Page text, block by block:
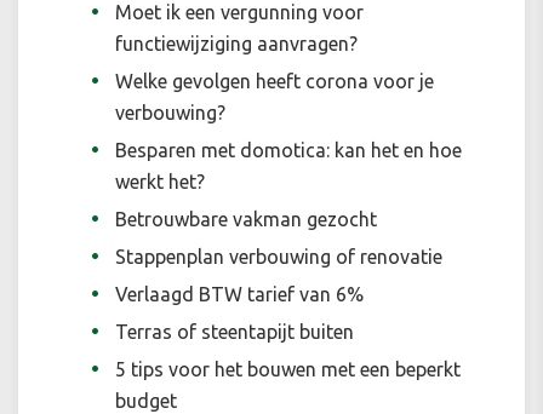
Moet ik een vergunning voor
functiewijziging aanvragen?
Welke gevolgen heeft corona voor je
verbouwing?
Besparen met domotica: kan het en hoe
werkt het?
Betrouwbare vakman gezocht
Stappenplan verbouwing of renovatie
Verlaagd BTW tarief van 6%
Terras of steentapijt buiten
5 tips voor het bouwen met een beperkt
budget